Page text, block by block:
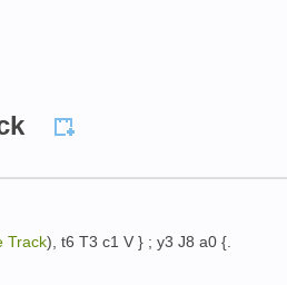
Track), t6 T3 c1 V } ; y3 J8 a0 {.